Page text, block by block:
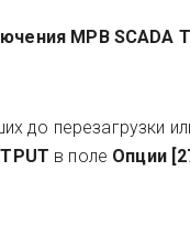
МРВ SCADA
до перезагрузки
в поле Опции